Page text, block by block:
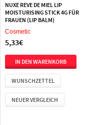
NUXE REVE DE MIEL LIP
MOISTURISING STICK 4G FÜR
FRAUEN (LIP BALM)
Cosmetic
5,33€
WUNSCHZETTEL
NEUER VERGLEICH